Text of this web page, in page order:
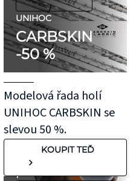
UNIHOC
CARBSKIN
-50 %
Modelová řada holí
UNIHOC CARBSKIN se
slevou 50 %.
KOUPIT TEĎ
doporučujeme
otestovat malý
kousek KT pásky
aplikovaný bez
roztažení nejprve
na oblast se
"silnější"
pokožkou, jako je
koleno, nebo
předloktí.